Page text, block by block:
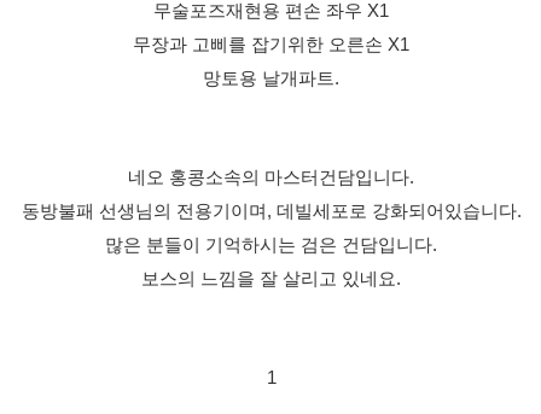
무술포즈재현용 편손 좌우 X1
무장과 고삐를 잡기위한 오른손 X1
망토용 날개파트.
네오 홍콩소속의 마스터건담입니다.
동방불패 선생님의 전용기이며, 데빌세포로 강화되어있습니다.
많은 분들이 기억하시는 검은 건담입니다.
보스의 느낌을 잘 살리고 있네요.
1